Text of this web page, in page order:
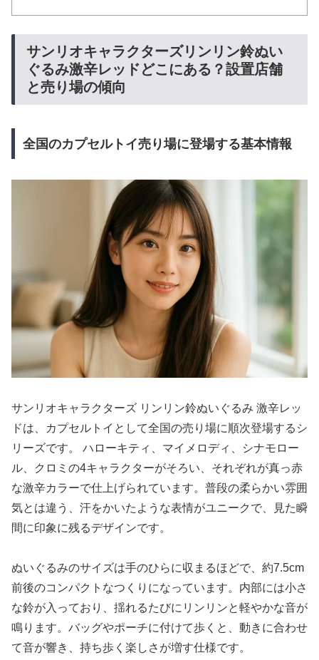
サンリオキャラクターズリンリン鈴ぬい
ぐるみ激辛レッドどこにある？設置店舗
と売り場の傾向
全国のカプセルトイ売り場に登場する基本情報
サンリオキャラクターズ リンリン鈴ぬいぐるみ 激辛レッ
ドは、カプセルトイとして全国の売り場に順次登場するシ
リーズです。 ハローキティ、マイメロディ、シナモロー
ル、クロミの4キャラクターがそろい、それぞれが真っ赤
な激辛カラーで仕上げられています。普段の柔らかい雰囲
気とは違う、汗をかいたような表情がユニークで、見た瞬
間に印象に残るデザインです。
ぬいぐるみのサイズは手のひらに収まるほどで、約7.5cm
前後のコンパクトなつくりになっています。内部には小さ
な鈴が入っており、揺れるたびにリンリンと軽やかな音が
鳴ります。バッグやポーチに付けて歩くと、動きに合わせ
て音が響き、持ち歩く楽しさが増す仕様です。